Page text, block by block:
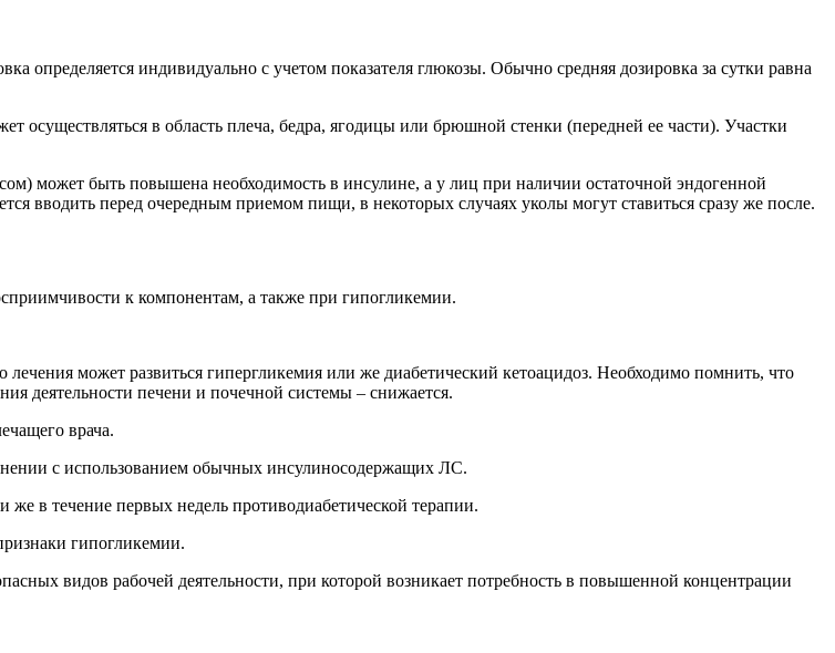
определяется индивидуально с учетом показателя глюкозы. Обычно средняя дозировка за сутки равна
осуществляться в область плеча, бедра, ягодицы или брюшной стенки (передней ее части). Участки
может быть повышена необходимость в инсулине, а у лиц при наличии остаточной эндогенной
вводить перед очередным приемом пищи, в некоторых случаях уколы могут ставиться сразу же после.
к компонентам, а также при гипогликемии.
может развиться гипергликемия или же диабетический кетоацидоз. Необходимо помнить, что
деятельности печени и почечной системы – снижается.
врача.
с использованием обычных инсулиносодержащих ЛС.
в течение первых недель противодиабетической терапии.
гипогликемии.
видов рабочей деятельности, при которой возникает потребность в повышенной концентрации